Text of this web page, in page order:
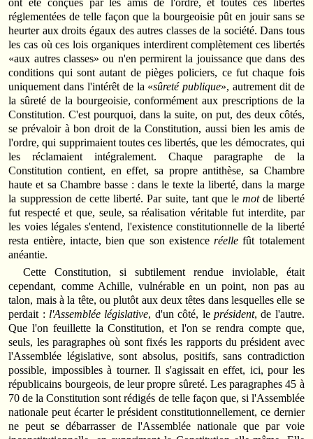
ont été conçues par les amis de l'ordre, et toutes ces libertés
réglementées de telle façon que la bourgeoisie pût en jouir sans se
heurter aux droits égaux des autres classes de la société. Dans tous
les cas où ces lois organiques interdirent complètement ces libertés
«aux autres classes» ou n'en permirent la jouissance que dans des
conditions qui sont autant de pièges policiers, ce fut chaque fois
uniquement dans l'intérêt de la «sûreté publique», autrement dit de
la sûreté de la bourgeoisie, conformément aux prescriptions de la
Constitution. C'est pourquoi, dans la suite, on put, des deux côtés,
se prévaloir à bon droit de la Constitution, aussi bien les amis de
l'ordre, qui supprimaient toutes ces libertés, que les démocrates, qui
les réclamaient intégralement. Chaque paragraphe de la
Constitution contient, en effet, sa propre antithèse, sa Chambre
haute et sa Chambre basse : dans le texte la liberté, dans la marge
la suppression de cette liberté. Par suite, tant que lemotde liberté
fut respecté et que, seule, sa réalisation véritable fut interdite, par
les voies légales s'entend, l'existence constitutionnelle de la liberté
resta entière, intacte, bien que son existenceréelle fût totalement
anéantie.
Cette Constitution, si subtilement rendue inviolable, était
cependant, comme Achille, vulnérable en un point, non pas au
talon, mais à la tête, ou plutôt aux deux têtes dans lesquelles elle se
perdait : l'Assemblée législative, d'un côté, le président, de l'autre.
Que l'on feuillette la Constitution, et l'on se rendra compte que,
seuls, les paragraphes où sont fixés les rapports du président avec
l'Assemblée législative, sont absolus, positifs, sans contradiction
possible, impossibles à tourner. Il s'agissait en effet, ici, pour les
républicains bourgeois, de leur propre sûreté. Les paragraphes 45 à
70 de la Constitution sont rédigés de telle façon que, si l'Assemblée
nationale peut écarter le président constitutionnellement, ce dernier
ne peut se débarrasser de l'Assemblée nationale que par voie